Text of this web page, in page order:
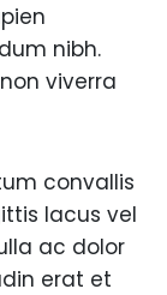
nibh.
viverra
convallis
lacus vel
ac dolor
erat et